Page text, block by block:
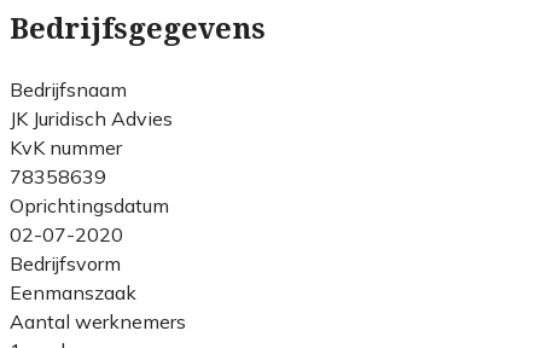
Bedrijfsgegevens
Bedrijfsnaam
JK Juridisch Advies
KvK nummer
78358639
Oprichtingsdatum
02-07-2020
Bedrijfsvorm
Eenmanszaak
Aantal werknemers